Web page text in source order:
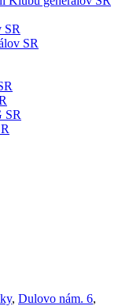
SR
SR
SR
, Dulovo nám. 6,